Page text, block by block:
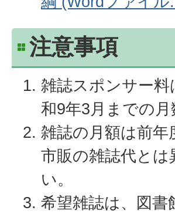
注意事項
雑誌スポンサー
和9年3月までの
雑誌の月額は前
市販の雑誌代と
い。
希望雑誌は、図